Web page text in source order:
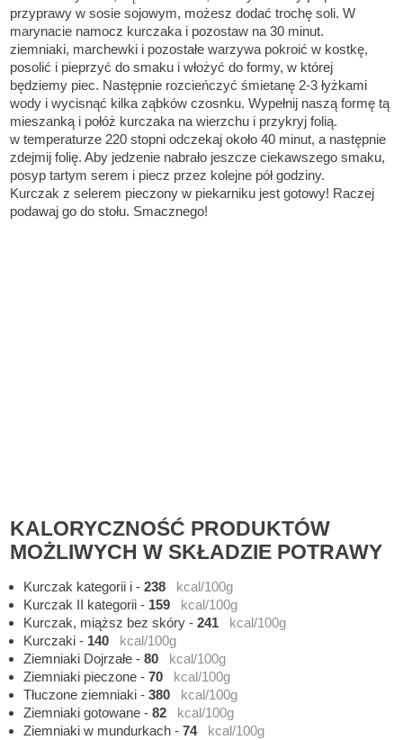
przyprawy w sosie sojowym, możesz dodać trochę soli. W
marynacie namocz kurczaka i pozostaw na 30 minut.
ziemniaki, marchewki i pozostałe warzywa pokroić w kostkę,
posolić i pieprzyć do smaku i włożyć do formy, w której
będziemy piec. Następnie rozcieńczyć śmietanę 2-3 łyżkami
wody i wycisnąć kilka ząbków czosnku. Wypełnij naszą formę tą
mieszanką i połóż kurczaka na wierzchu i przykryj folią.
w temperaturze 220 stopni odczekaj około 40 minut, a następnie
zdejmij folię. Aby jedzenie nabrało jeszcze ciekawszego smaku,
posyp tartym serem i piecz przez kolejne pół godziny.
Kurczak z selerem pieczony w piekarniku jest gotowy! Raczej
podawaj go do stołu. Smacznego!
KALORYCZNOŚĆ PRODUKTÓW
MOŻLIWYCH W SKŁADZIE POTRAWY
Kurczak kategorii i -238
kcal/100g
Kurczak II kategorii - 159
kcal/100g
Kurczak, miąższ bez skóry -241
kcal/100g
Kurczaki - 140
kcal/100g
Ziemniaki Dojrzałe -80
kcal/100g
Ziemniaki pieczone -70
kcal/100g
Tłuczone ziemniaki -380
kcal/100g
Ziemniaki gotowane -82
kcal/100g
Ziemniaki w mundurkach -74
kcal/100g